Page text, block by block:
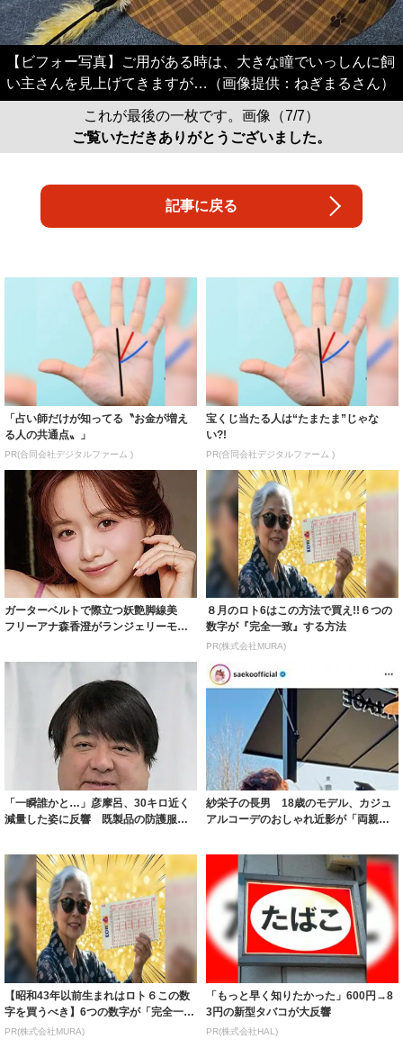
【ビフォー写真】ご用がある時は、大きな瞳でいっしんに飼
い主さんを見上げてきますが…（画像提供：ねぎまるさん）
これが最後の一枚です。画像（7/7）
ご覧いただきありがとうございました。
記事に戻る
「占い師だけが知ってる〝お金が増え
る人の共通点〟」
PR(合同会社デジタルファーム )
宝くじ当たる人は“たまたま”じゃな
い?!
PR(合同会社デジタルファーム )
ガーターベルトで際立つ妖艶脚線美
フリーアナ森香澄がランジェリーモデ
８月のロト6はこの方法で買え!!６つの
数字が『完全一致』する方法
PR(株式会社MURA)
「一瞬誰かと…」彦摩呂、30キロ近く
減量した姿に反響 既製品の防護服が
紗栄子の長男 18歳のモデル、カジュ
アルコーデのおしゃれ近影が「両親の
【昭和43年以前生まれはロト６この数
字を買うべき】6つの数字が「完全一
致」する方...
PR(株式会社MURA)
「もっと早く知りたかった」600円→8
3円の新型タバコが大反響
PR(株式会社HAL)